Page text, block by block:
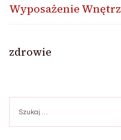
Wyposażenie Wnętrz
zdrowie